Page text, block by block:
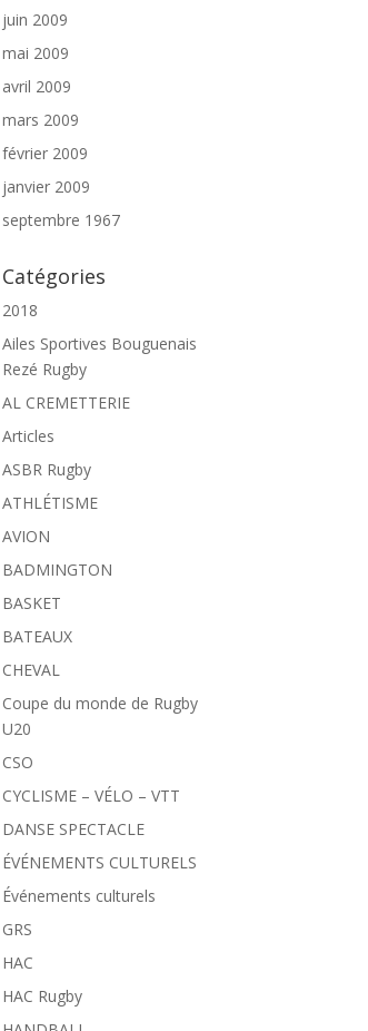
juin 2009
mai 2009
avril 2009
mars 2009
février 2009
janvier 2009
septembre 1967
Catégories
2018
Ailes Sportives Bouguenais
Rezé Rugby
AL CREMETTERIE
Articles
ASBR Rugby
ATHLÉTISME
AVION
BADMINGTON
BASKET
BATEAUX
CHEVAL
Coupe du monde de Rugby
U20
CSO
CYCLISME – VÉLO – VTT
DANSE SPECTACLE
ÉVÉNEMENTS CULTURELS
Événements culturels
GRS
HAC
HAC Rugby